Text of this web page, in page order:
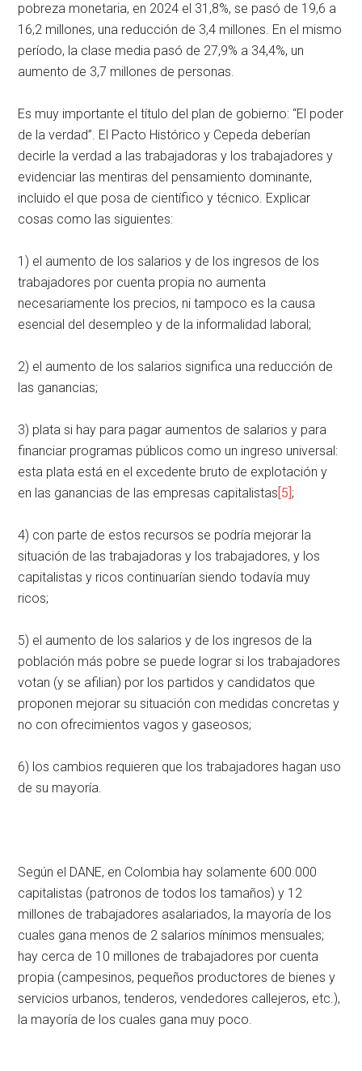
pobreza monetaria, en 2024 el 31,8%, se pasó de 19,6 a
16,2 millones, una reducción de 3,4 millones. En el mismo
período, la clase media pasó de 27,9% a 34,4%, un
aumento de 3,7 millones de personas.
Es muy importante el título del plan de gobierno: “El poder
de la verdad”. El Pacto Histórico y Cepeda deberían
decirle la verdad a las trabajadoras y los trabajadores y
evidenciar las mentiras del pensamiento dominante,
incluido el que posa de científico y técnico. Explicar
cosas como las siguientes:
1) el aumento de los salarios y de los ingresos de los
trabajadores por cuenta propia no aumenta
necesariamente los precios, ni tampoco es la causa
esencial del desempleo y de la informalidad laboral;
2) el aumento de los salarios significa una reducción de
las ganancias;
3) plata si hay para pagar aumentos de salarios y para
financiar programas públicos como un ingreso universal:
esta plata está en el excedente bruto de explotación y
en las ganancias de las empresas capitalistas[5];
4) con parte de estos recursos se podría mejorar la
situación de las trabajadoras y los trabajadores, y los
capitalistas y ricos continuarían siendo todavía muy
ricos;
5) el aumento de los salarios y de los ingresos de la
población más pobre se puede lograr si los trabajadores
votan (y se afilian) por los partidos y candidatos que
proponen mejorar su situación con medidas concretas y
no con ofrecimientos vagos y gaseosos;
6) los cambios requieren que los trabajadores hagan uso
de su mayoría.
Según el DANE, en Colombia hay solamente 600.000
capitalistas (patronos de todos los tamaños) y 12
millones de trabajadores asalariados, la mayoría de los
cuales gana menos de 2 salarios mínimos mensuales;
hay cerca de 10 millones de trabajadores por cuenta
propia (campesinos, pequeños productores de bienes y
servicios urbanos, tenderos, vendedores callejeros, etc.),
la mayoría de los cuales gana muy poco.